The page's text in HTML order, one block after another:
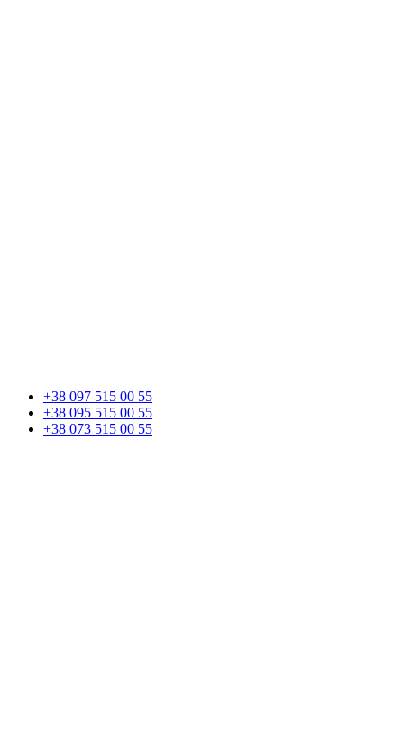
+38 097 515 00 55
+38 095 515 00 55
+38 073 515 00 55